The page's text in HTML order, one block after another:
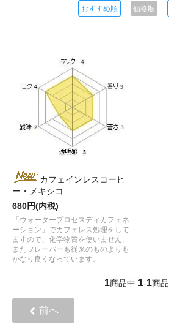
おすすめ順 価格順
カフェインレスコーヒ
ー・メキシコ
680円(内税)
「ウォータープロセスディカフェネ
ーション」でカフェレス処理をして
ますので、化学物質を使いません。
またフレーバーも従来のものよりも
かなり良くなっています。
1商品中 1-1商品
前へ